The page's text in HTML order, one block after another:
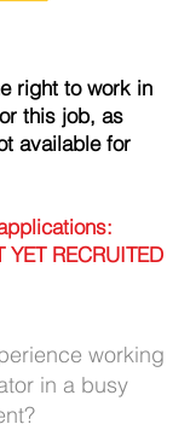
right to work in
this job, as
available for
RECRUITED
working
in a busy